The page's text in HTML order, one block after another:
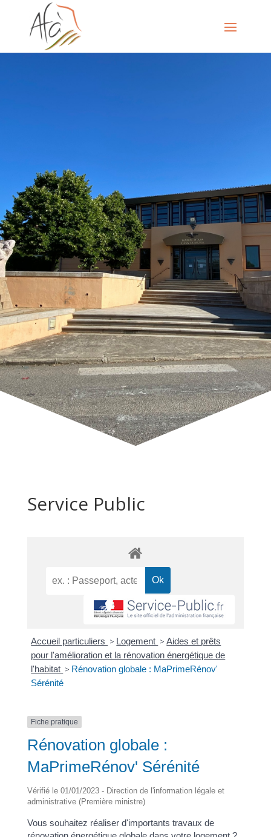
Service Public
Accueil particuliers > Logement > Aides et prêts
pour l'amélioration et la rénovation énergétique de
l'habitat > Rénovation globale : MaPrimeRénov'
Sérénité
Fiche pratique
Rénovation globale :
MaPrimeRénov' Sérénité
Vérifié le 01/01/2023 - Direction de l'information légale et
administrative (Première ministre)
Vous souhaitez réaliser d'importants travaux de